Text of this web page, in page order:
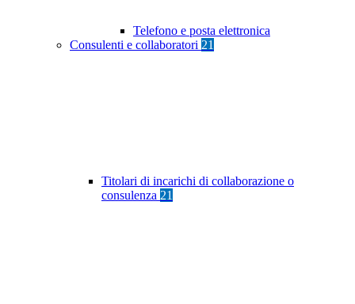
Telefono e posta elettronica
Consulenti e collaboratori 21
Titolari di incarichi di collaborazione o
consulenza 21